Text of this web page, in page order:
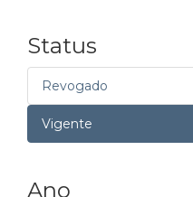
Status
Revogado
Vigente
Ano